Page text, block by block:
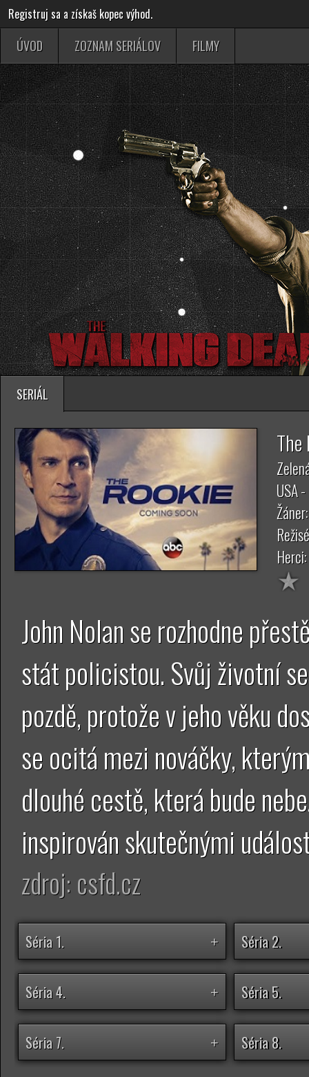
Registruj sa a získaš kopec výhod.
ÚVOD ZOZNAM SERIÁLOV FILMY
SERIÁL
The
USA
Herci:
John Nolan se rozhodne
stát policistou. Svůj životní
pozdě, protože v jeho věku
se ocitá mezi nováčky,
dlouhé cestě, která bude
inspirován skutečnými
zdroj: csfd.cz
Séria 1. + Séria 2.
Séria 4. + Séria 5.
Séria 7. + Séria 8.